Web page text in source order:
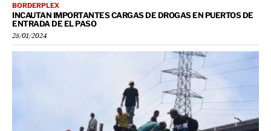
BORDERPLEX
INCAUTAN IMPORTANTES CARGAS DE DROGAS EN PUERTOS DE
ENTRADA DE EL PASO
25/01/2024